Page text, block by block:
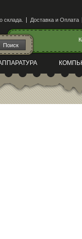
склада. Доставка и Оплата